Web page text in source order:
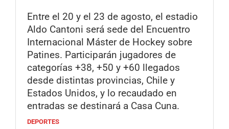
Entre el 20 y el 23 de agosto, el estadio
Aldo Cantoni será sede del Encuentro
Internacional Máster de Hockey sobre
Patines. Participarán jugadores de
categorías +38, +50 y +60 llegados
desde distintas provincias, Chile y
Estados Unidos, y lo recaudado en
entradas se destinará a Casa Cuna.
DEPORTES